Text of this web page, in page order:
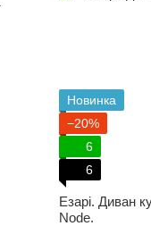
Новинка
−20%
6
6
Езарі. Диван
Node.